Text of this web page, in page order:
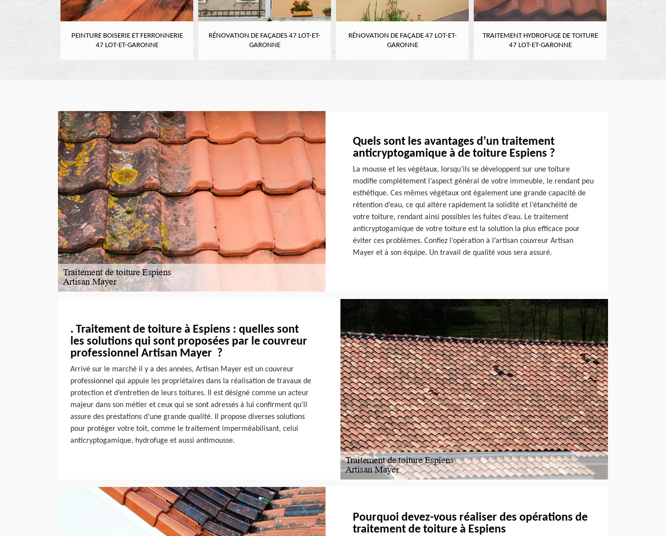
PEINTURE BOISERIE ET FERRONNERIE
47 LOT-ET-GARONNE
RÉNOVATION DE FAÇADES 47 LOT-ET-
GARONNE
RÉNOVATION DE FAÇADE 47 LOT-ET-
GARONNE
TRAITEMENT HYDROFUGE DE TOITURE
47 LOT-ET-GARONNE
Quels sont les avantages d’un traitement
anticryptogamique à de toiture Espiens ?
La mousse et les végétaux, lorsqu’ils se développent sur une toiture
modifie complètement l’aspect général de votre immeuble, le rendant peu
esthétique. Ces mêmes végétaux ont également une grande capacité de
rétention d’eau, ce qui altère rapidement la solidité et l’étanchéité de
votre toiture, rendant ainsi possibles les fuites d’eau. Le traitement
anticryptogamique de votre toiture est la solution la plus efficace pour
éviter ces problèmes. Confiez l’opération à l’artisan couvreur Artisan
Mayer et à son équipe. Un travail de qualité vous sera assuré.
. Traitement de toiture à Espiens : quelles sont
les solutions qui sont proposées par le couvreur
professionnel Artisan Mayer ?
Arrivé sur le marché il y a des années, Artisan Mayer est un couvreur
professionnel qui appuie les propriétaires dans la réalisation de travaux de
protection et d’entretien de leurs toitures. Il est désigné comme un acteur
majeur dans son métier et ceux qui se sont adressés à lui confirment qu’il
assure des prestations d’une grande qualité. Il propose diverses solutions
pour protéger votre toit, comme le traitement imperméabilisant, celui
anticryptogamique, hydrofuge et aussi antimousse.
Pourquoi devez-vous réaliser des opérations de
traitement de toiture à Espiens